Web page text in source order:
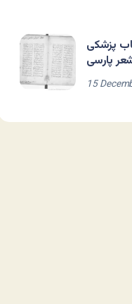
پزشکی
پارسی
15